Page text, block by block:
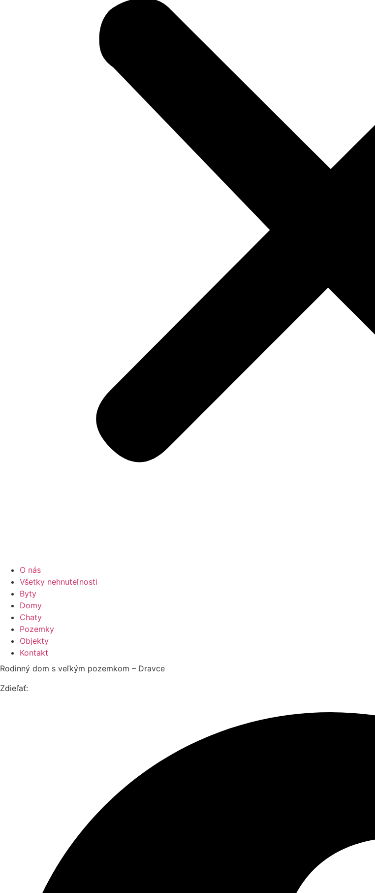
O nás
Všetky nehnuteľnosti
Byty
Domy
Chaty
Pozemky
Objekty
Kontakt
Rodinný dom s veľkým pozemkom – Dravce
Zdieľať: